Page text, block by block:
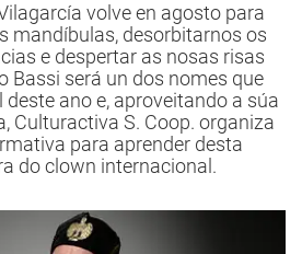
volve en agosto para
mandíbulas, desorbitarnos os
e despertar as nosas risas
Bassi será un dos nomes que
ano e, aproveitando a súa
Culturactiva S. Coop. organiza
para aprender desta
do clown internacional.